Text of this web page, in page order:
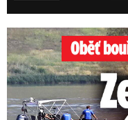
Oběť bouře v jezeru